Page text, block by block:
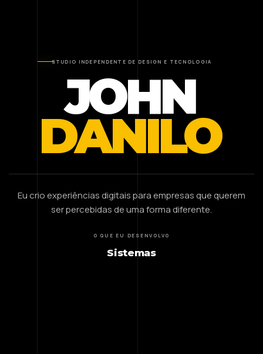
STUDIO INDEPENDENTE DE DESIGN E TECNOLOGIA
JOHN
DANILO
Eu crio experiências digitais para empresas que querem
ser percebidas de uma forma diferente.
O QUE EU DESENVOLVO
Sistemas